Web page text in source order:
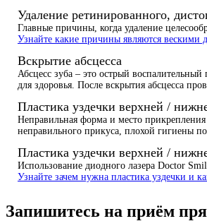
Удаление ретинированного,
Главные причины, когда удаление
Узнайте какие причины являются вескими
Вскрытие абсцесса
Абсцесс зуба – это острый
для здоровья. После вскрытия абсцесса
Пластика уздечки верхней /
Неправильная форма и место
неправильного прикуса, плохой гигиены
Пластика уздечки верхней /
Использование диодного лазера Doctor
Узнайте зачем нужна пластика уздечки и
Запишитесь на приём